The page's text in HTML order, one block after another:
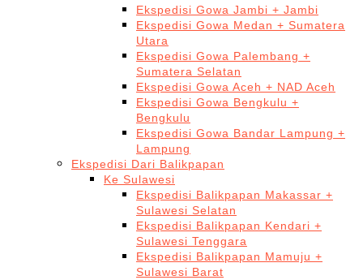
Ekspedisi Gowa Jambi + Jambi
Ekspedisi Gowa Medan + Sumatera
Utara
Ekspedisi Gowa Palembang +
Sumatera Selatan
Ekspedisi Gowa Aceh + NAD Aceh
Ekspedisi Gowa Bengkulu +
Bengkulu
Ekspedisi Gowa Bandar Lampung +
Lampung
Ekspedisi Dari Balikpapan
Ke Sulawesi
Ekspedisi Balikpapan Makassar +
Sulawesi Selatan
Ekspedisi Balikpapan Kendari +
Sulawesi Tenggara
Ekspedisi Balikpapan Mamuju +
Sulawesi Barat